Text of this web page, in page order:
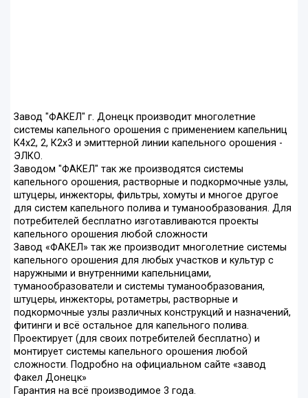
Завод "ФАКЕЛ" г. Донецк производит многолетние
системы капельного орошения с применением капельниц
К4х2, 2, К2х3 и эмиттерной линии капельного орошения -
ЭЛКО.
Заводом "ФАКЕЛ" так же производятся системы
капельного орошения, растворные и подкормочные узлы,
штуцеры, инжекторы, фильтры, хомуты и многое другое
для систем капельного полива и туманообразования. Для
потребителей бесплатно изготавливаются проекты
капельного орошения любой сложности
Завод «ФАКЕЛ» так же производит многолетние системы
капельного орошения для любых участков и культур с
наружными и внутренними капельницами,
туманообразователи и системы туманообразования,
штуцеры, инжекторы, ротаметры, растворные и
подкормочные узлы различных конструкций и назначений,
фитинги и всё остальное для капельного полива.
Проектирует (для своих потребителей бесплатно) и
монтирует системы капельного орошения любой
сложности. Подробно на официальном сайте «завод
Факел Донецк»
Гарантия на всё производимое 3 года.